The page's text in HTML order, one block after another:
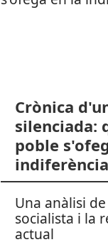
Crònica
silenciada:
poble
indiferència
Una anàlisi
socialista i la
actual